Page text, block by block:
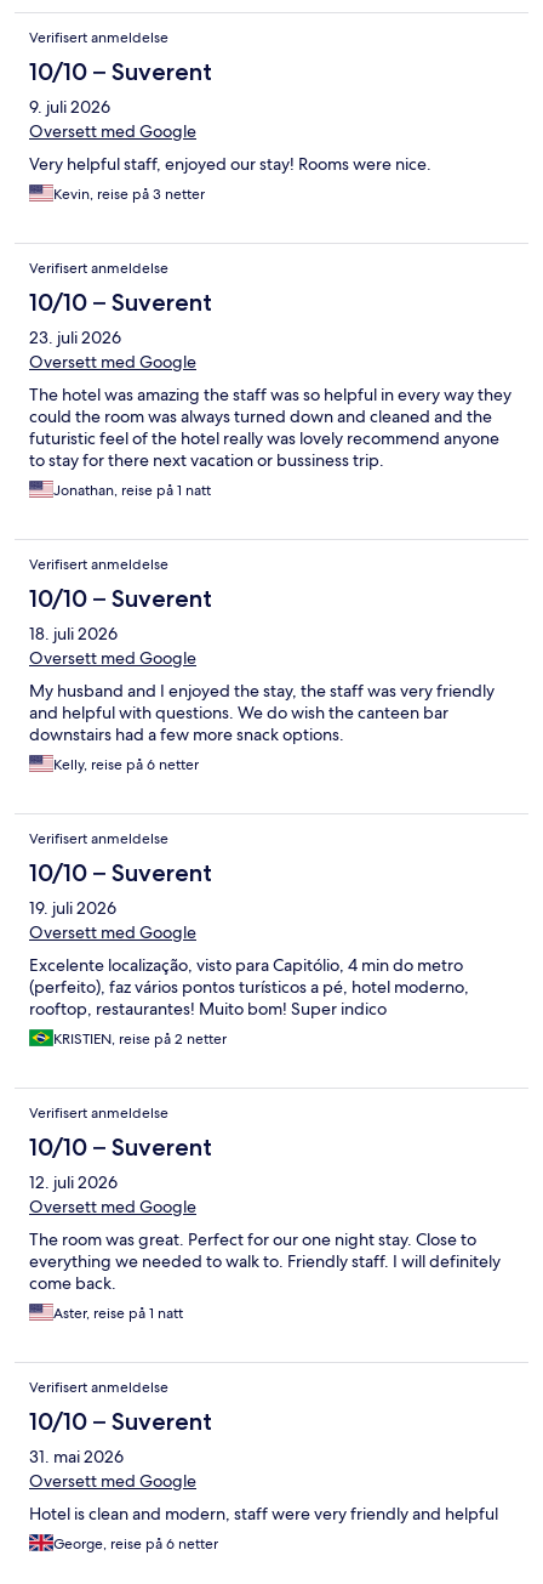
Verifisert anmeldelse
10/10 – Suverent
9. juli 2026
Oversett med Google
Very helpful staff, enjoyed our stay! Rooms were nice.
Kevin, reise på 3 netter
Verifisert anmeldelse
10/10 – Suverent
23. juli 2026
Oversett med Google
The hotel was amazing the staff was so helpful in every way they
could the room was always turned down and cleaned and the
futuristic feel of the hotel really was lovely recommend anyone
to stay for there next vacation or bussiness trip.
Jonathan, reise på 1 natt
Verifisert anmeldelse
10/10 – Suverent
18. juli 2026
Oversett med Google
My husband and I enjoyed the stay, the staff was very friendly
and helpful with questions. We do wish the canteen bar
downstairs had a few more snack options.
Kelly, reise på 6 netter
Verifisert anmeldelse
10/10 – Suverent
19. juli 2026
Oversett med Google
Excelente localização, visto para Capitólio, 4 min do metro
(perfeito), faz vários pontos turísticos a pé, hotel moderno,
rooftop, restaurantes! Muito bom! Super indico
KRISTIEN, reise på 2 netter
Verifisert anmeldelse
10/10 – Suverent
12. juli 2026
Oversett med Google
The room was great. Perfect for our one night stay. Close to
everything we needed to walk to. Friendly staff. I will definitely
come back.
Aster, reise på 1 natt
Verifisert anmeldelse
10/10 – Suverent
31. mai 2026
Oversett med Google
Hotel is clean and modern, staff were very friendly and helpful
George, reise på 6 netter